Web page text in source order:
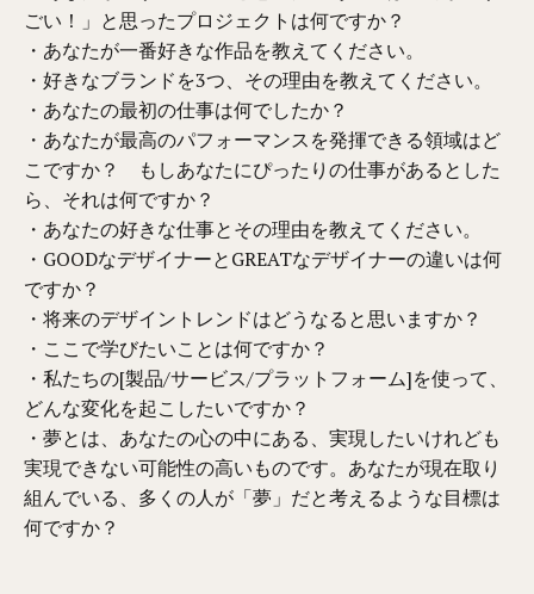
ごい！」と思ったプロジェクトは何ですか？
・あなたが一番好きな作品を教えてください。
・好きなブランドを3つ、その理由を教えてください。
・あなたの最初の仕事は何でしたか？
・あなたが最高のパフォーマンスを発揮できる領域はど
こですか？ もしあなたにぴったりの仕事があるとした
ら、それは何ですか？
・あなたの好きな仕事とその理由を教えてください。
・GOODなデザイナーとGREATなデザイナーの違いは何
ですか？
・将来のデザイントレンドはどうなると思いますか？
・ここで学びたいことは何ですか？
・私たちの[製品/サービス/プラットフォーム]を使って、
どんな変化を起こしたいですか？
・夢とは、あなたの心の中にある、実現したいけれども
実現できない可能性の高いものです。あなたが現在取り
組んでいる、多くの人が「夢」だと考えるような目標は
何ですか？